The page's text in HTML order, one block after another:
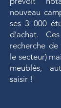
nouveau
ses 3 000
d’achat.
recherche
le secteur)
meublés,
saisir !